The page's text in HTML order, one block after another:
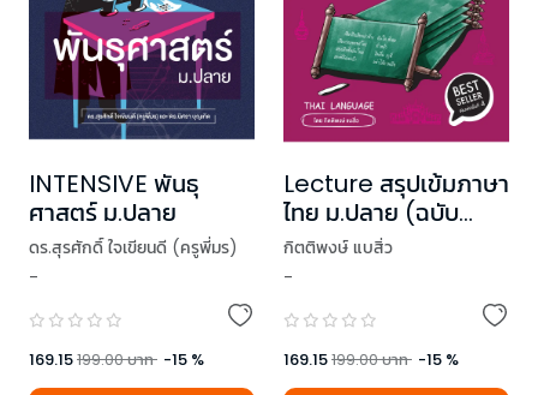
INTENSIVE พันธุ
ศาสตร์ ม.ปลาย
ดร.สุรศักดิ์ ใจเขียนดี (ครูพี่มร)
,
-
169.15199.00บาท -15 %
Lecture สรุปเข้มภาษา
ไทย ม.ปลาย (ฉบับ
ปรับปรุง)
กิตติพงษ์ แบสิ่ว
-
169.15199.00บาท -15 %